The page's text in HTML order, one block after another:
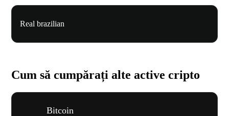
Real brazilian
Cum să cumpărați alte active cripto
Bitcoin